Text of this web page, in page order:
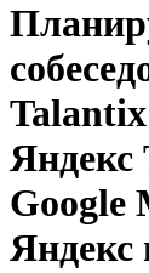
Яндекс
Google
Яндекс